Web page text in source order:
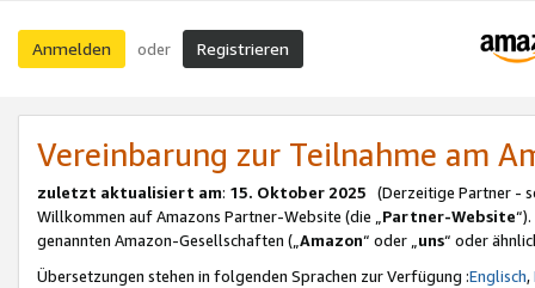
Anmelden oder Registrieren
Vereinbarung zur Teilnahme am
zuletzt aktualisiert am: 15. Oktober 2025 (Derzeitige Partner -
Willkommen auf Amazons Partner-Website (die „Partner-Website
genannten Amazon-Gesellschaften („Amazon“ oder „uns“ oder
Übersetzungen stehen in folgenden Sprachen zur Verfügung :Englisch,